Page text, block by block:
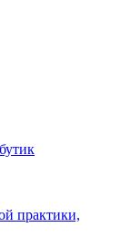
практики,